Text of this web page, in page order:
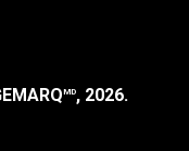
MD, 2026.